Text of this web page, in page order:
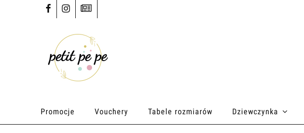
Promocje Vouchery Tabele rozmiarów Dziewczynka